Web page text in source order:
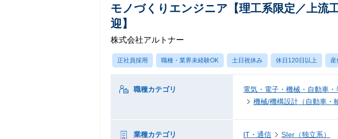
モノづくりエンジニア【理工系限定／上流
迎】
株式会社アルトナー
正社員採用 職種・業界未経験OK 土日祝休み 休日120日以上 産
職種カテゴリ 電気・電子・機械・自動車・
機械/機構設計（自動車・
業種カテゴリ IT・通信 SIer（独立系）